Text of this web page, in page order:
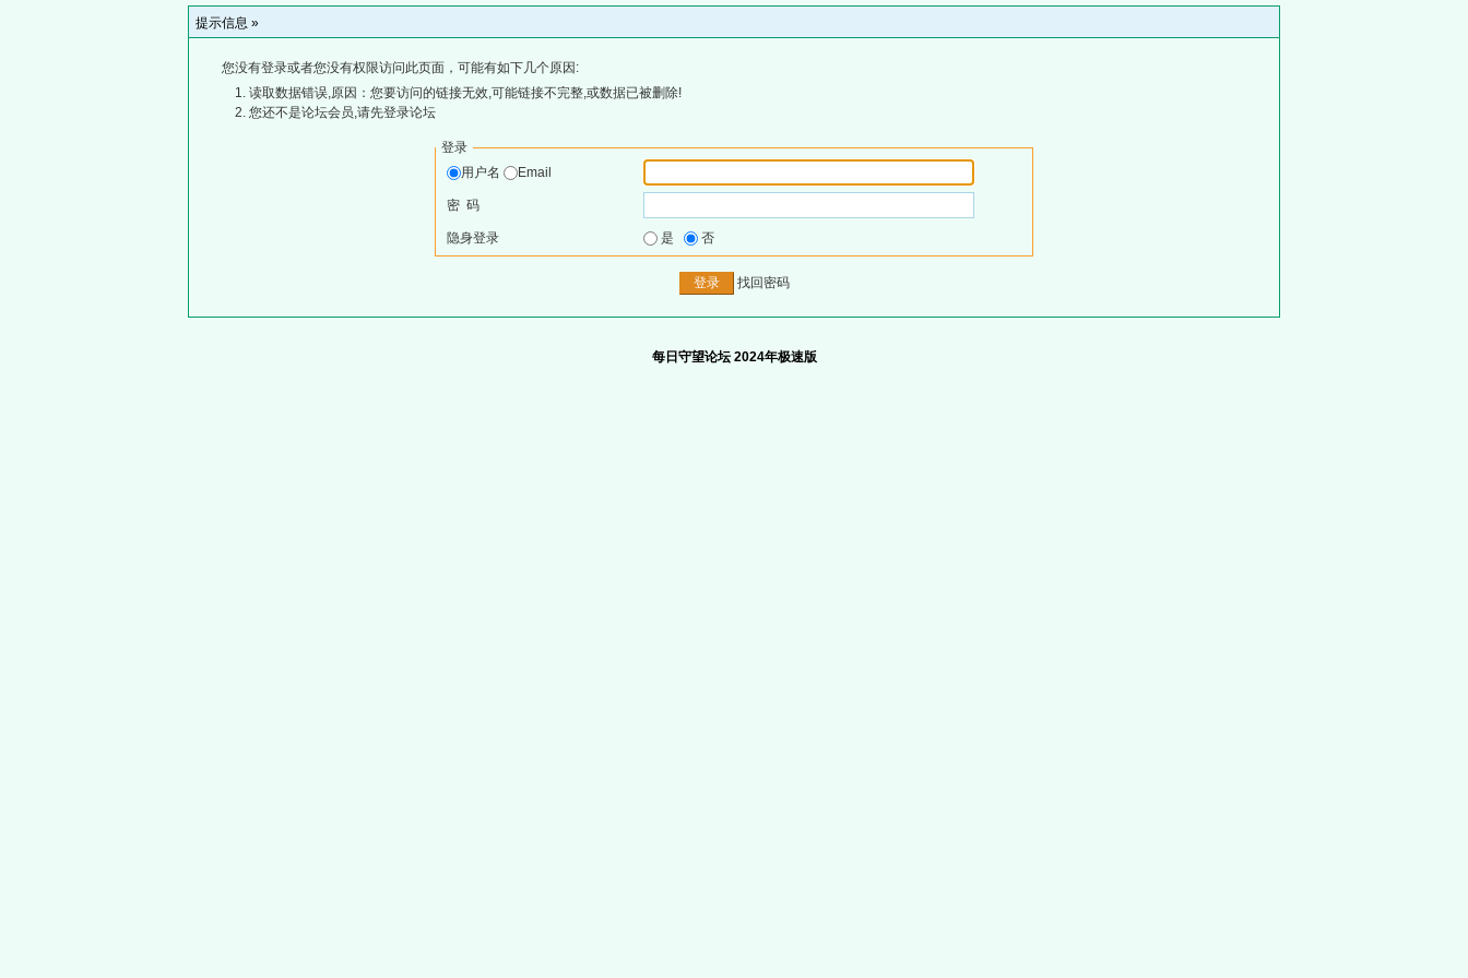
提示信息 »
您没有登录或者您没有权限访问此页面，可能有如下几个原因:
读取数据错误,原因：您要访问的链接无效,可能链接不完整,或数据已被删除!
您还不是论坛会员,请先登录论坛
登录
用户名
Email
密 码
隐身登录 是 否
找回密码
每日守望论坛 2024年极速版